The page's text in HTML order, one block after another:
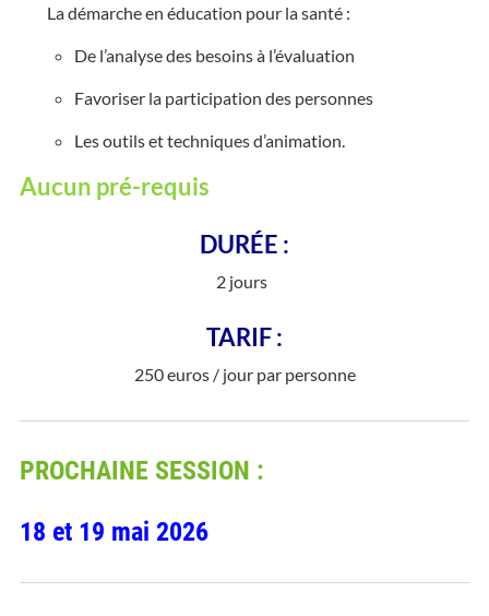
La démarche en éducation pour la santé :
De l’analyse des besoins à l’évaluation
Favoriser la participation des personnes
Les outils et techniques d’animation.
Aucun pré-requis
DURÉE :
2 jours
TARIF :
250 euros / jour par personne
PROCHAINE SESSION :
18 et 19 mai 2026